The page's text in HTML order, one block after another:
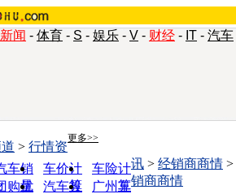
新闻 - 体育 - S - 娱乐 - V - 财经 - IT - 汽车
更多>>
车销
量
车价计
算
车险计
算
购优
汽车投
广州车
> 行情资
讯 > 经销商商情 >
销商商情